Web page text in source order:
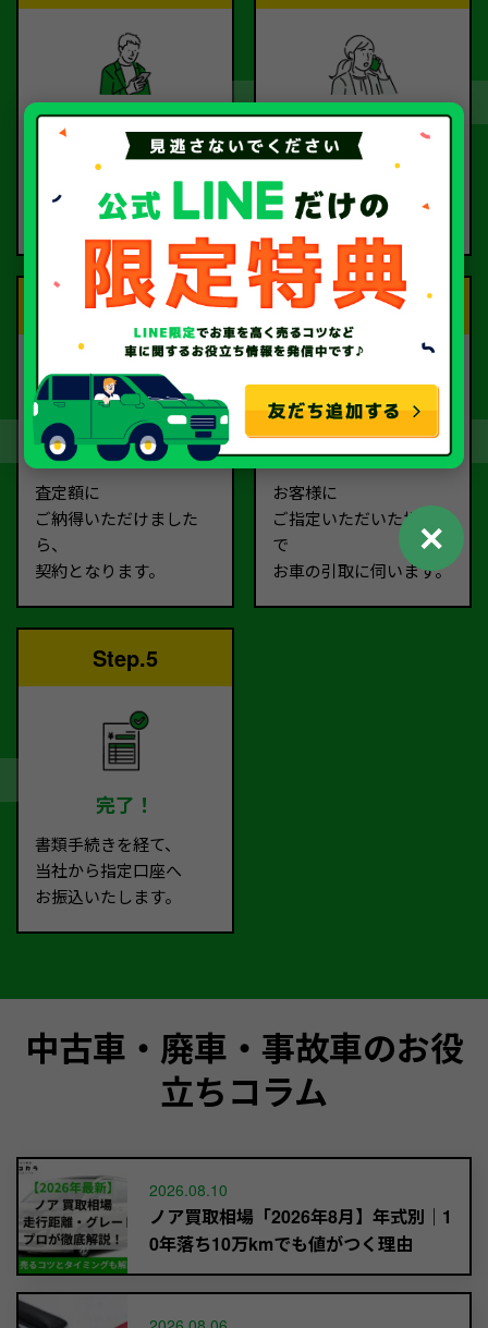
ご依頼
お電話または査定フォー
ムより
ご依頼ください。
査定
査定のプロが
お電話で回答いたしま
す。
Step.3
契約
査定額に
ご納得いただけました
ら、
契約となります。
Step.4
お引取り
お客様に
ご指定いただいた場所ま
で
お車の引取に伺います。
Step.5
完了！
書類手続きを経て、
当社から指定口座へ
お振込いたします。
中古車・廃車・事故車のお役
立ちコラム
2026.08.10
ノア買取相場「2026年8月】年式別｜1
0年落ち10万kmでも値がつく理由
✕